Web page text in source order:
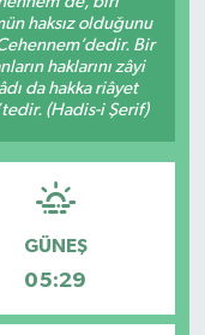
haksız olduğunu
Bir
haklarını zâyi
da hakka riâyet
(Hadis-i Şerif)
GÜNEŞ
05:29